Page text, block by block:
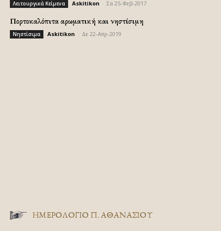
Λειτουργικά Κείμενα Askitikon Σα 25-Φεβ-2017
Πορτοκαλόπιτα αρωματική και νηστίσιμη
Νηστίσιμα Askitikon Δε 22-Απρ-2019
ΗΜΕΡΟΛΟΓΙΟ Π. ΑΘΑΝΑΣΙΟΥ